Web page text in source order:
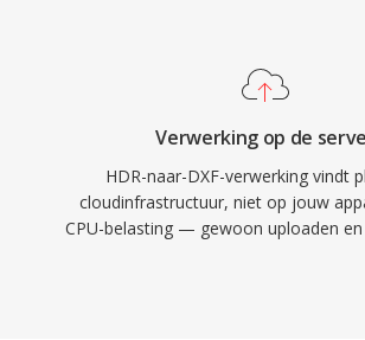
Verwerking op de
HDR-naar-DXF-verwerking vindt
cloudinfrastructuur, niet op jouw
CPU-belasting — gewoon uploaden